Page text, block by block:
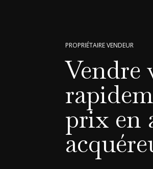
PROPRIÉTAIRE VENDEUR
Vendre
prix en